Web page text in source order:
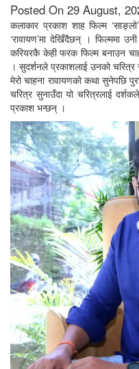
Posted On 29 August,
कलाकार प्रकाश शाह फिल्म
‘रावायण’मा देखिँदैछन् । फिल्ममा
करियरकै केही फरक फिल्म बनाउन
। सुदर्शनले प्रकाशलाई उनको
मेरो चाहना रावायणको कथा सुनेपछि
चरित्र सुनाउँदा यो चरित्रलाई
प्रकाश भन्छन् ।